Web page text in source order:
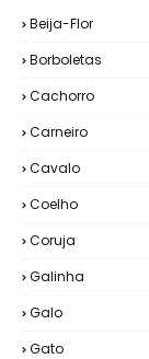
Beija-Flor
Borboletas
Cachorro
Carneiro
Cavalo
Coelho
Coruja
Galinha
Galo
Gato